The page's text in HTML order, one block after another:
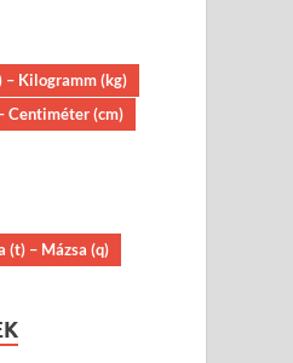
– Kilogramm (kg)
Centiméter (cm)
(t) – Mázsa (q)